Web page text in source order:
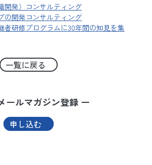
開発）コンサルティング
の開発コンサルティング
者研修プログラムに30年間の知見を集
一覧に戻る
ールマガジン登録 ー
申し込む